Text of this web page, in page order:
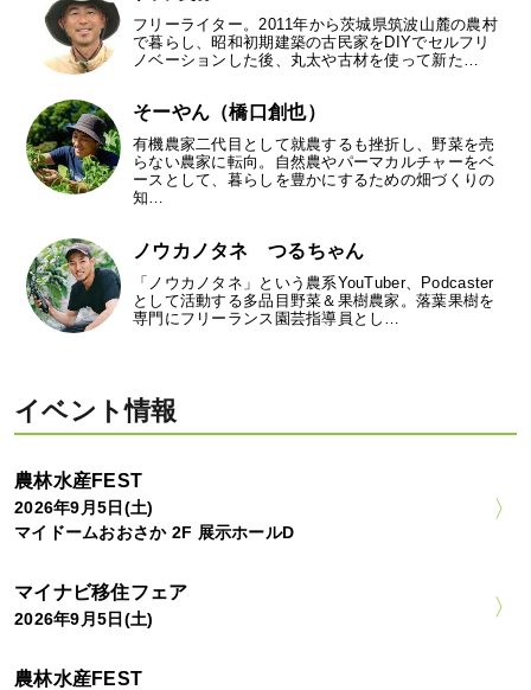
フリーライター。2011年から茨城県筑波山麓の農村
で暮らし、昭和初期建築の古民家をDIYでセルフリ
ノベーションした後、丸太や古材を使って新た…
そーやん（橋口創也）
有機農家二代目として就農するも挫折し、野菜を売
らない農家に転向。自然農やパーマカルチャーをベ
ースとして、暮らしを豊かにするための畑づくりの
知…
ノウカノタネ つるちゃん
「ノウカノタネ」という農系YouTuber、Podcaster
として活動する多品目野菜＆果樹農家。落葉果樹を
専門にフリーランス園芸指導員とし…
イベント情報
農林水産FEST
2026年9月5日(土)
マイドームおおさか 2F 展示ホールD
マイナビ移住フェア
2026年9月5日(土)
農林水産FEST